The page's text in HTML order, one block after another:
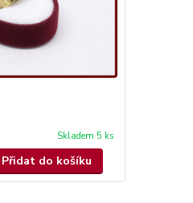
Skladem 5 ks
Přidat do košíku